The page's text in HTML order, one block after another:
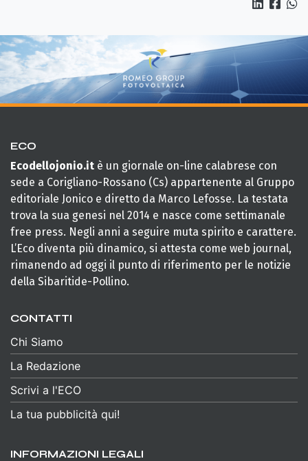
ECO
Ecodellojonio.it è un giornale on-line calabrese con
sede a Corigliano-Rossano (Cs) appartenente al Gruppo
editoriale Jonico e diretto da Marco Lefosse. La testata
trova la sua genesi nel 2014 e nasce come settimanale
free press. Negli anni a seguire muta spirito e carattere.
L’Eco diventa più dinamico, si attesta come web journal,
rimanendo ad oggi il punto di riferimento per le notizie
della Sibaritide-Pollino.
CONTATTI
Chi Siamo
La Redazione
Scrivi a l'ECO
La tua pubblicità qui!
INFORMAZIONI LEGALI